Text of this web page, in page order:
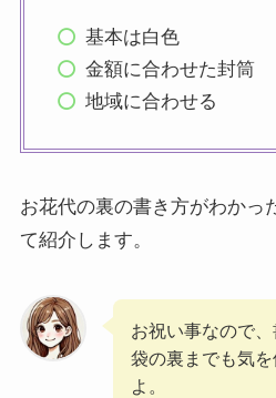
基本は白色
金額に合わせた封筒
地域に合わせる
お花代の裏の書き方がわかっ
て紹介します。
お祝い事なので
袋の裏までも気
よ。